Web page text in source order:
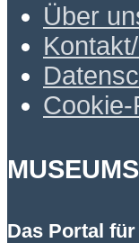
Über
Das Portal